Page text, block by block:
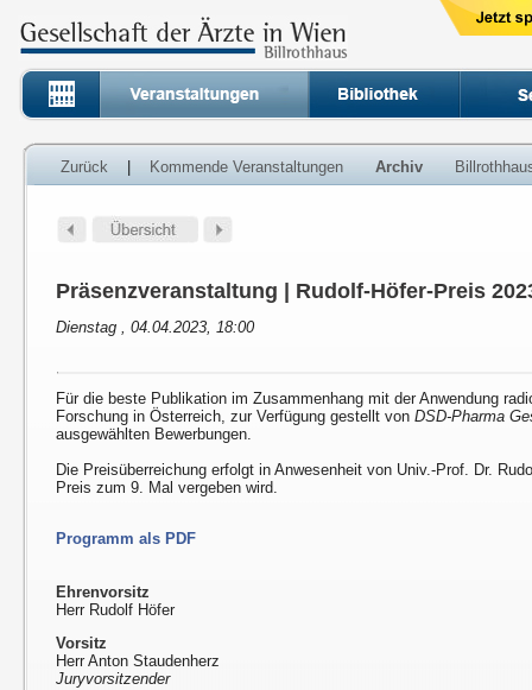
Zurück Kommende Veranstaltungen Archiv
Präsenzveranstaltung | Rudolf-Höfer-Preis
Dienstag , 04.04.2023, 18:00
Für die beste Publikation im Zusammenhang mit der Anwendung
Forschung in Österreich, zur Verfügung gestellt vonDSD-Pharma
ausgewählten Bewerbungen.
Die Preisüberreichung erfolgt in Anwesenheit von Univ.-Prof. Dr.
Preis zum 9. Mal vergeben wird.
Programm als PDF
Ehrenvorsitz
Herr Rudolf Höfer
Vorsitz
Herr Anton Staudenherz
Juryvorsitzender